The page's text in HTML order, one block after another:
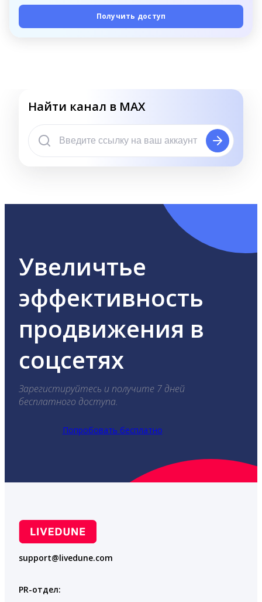
Получить доступ
Найти канал в MAX
Увеличтье
эффективность
продвижения в
соцсетях
Зарегистируйтесь и получите 7 дней
бесплатного доступа.
Попробовать бесплатно
support@livedune.com
PR-отдел: